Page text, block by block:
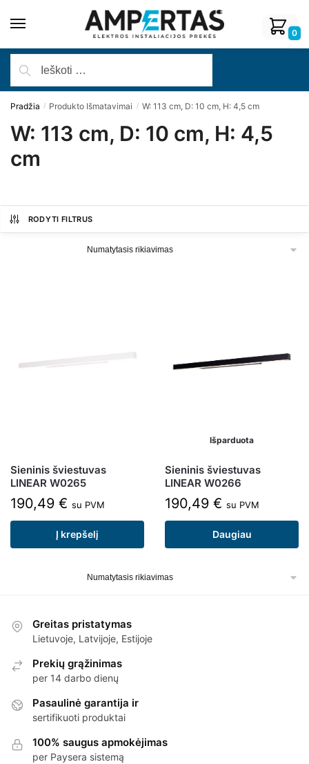
0
Pradžia / Produkto Išmatavimai / W: 113 cm, D: 10 cm, H: 4,5 cm
W: 113 cm, D: 10 cm, H: 4,5
cm
RODYTI FILTRUS
Sieninis šviestuvas
LINEAR W0265
190,49 € su PVM
Į krepšelį
Išparduota
Sieninis šviestuvas
LINEAR W0266
190,49 € su PVM
Daugiau
Greitas pristatymas
Lietuvoje, Latvijoje, Estijoje
Prekių grąžinimas
per 14 darbo dienų
Pasaulinė garantija ir
sertifikuoti produktai
100% saugus apmokėjimas
per Paysera sistemą